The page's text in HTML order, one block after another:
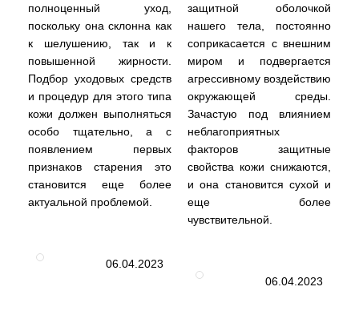
полноценный уход,
поскольку она склонна как
к шелушению, так и к
повышенной жирности.
Подбор уходовых средств
и процедур для этого типа
кожи должен выполняться
особо тщательно, а с
появлением первых
признаков старения это
становится еще более
актуальной проблемой.
06.04.2023
защитной оболочкой
нашего тела, постоянно
соприкасается с внешним
миром и подвергается
агрессивному воздействию
окружающей среды.
Зачастую под влиянием
неблагоприятных
факторов защитные
свойства кожи снижаются,
и она становится сухой и
еще более
чувствительной.
06.04.2023